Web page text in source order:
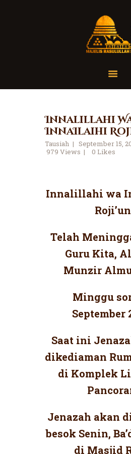
Home
Tausiah
Jadwal
Tanya Yuk
Referensi
Innalillahi
InnaIlaihi
Tausiah
September 15,
979 Views 0 Likes
Innalillahi wa
Roji’un
Telah
Guru Kita,
Munzir
Minggu
September
Saat ini
dikediaman
di Komplek
Jenazah akan
besok Senin,
di Masjid